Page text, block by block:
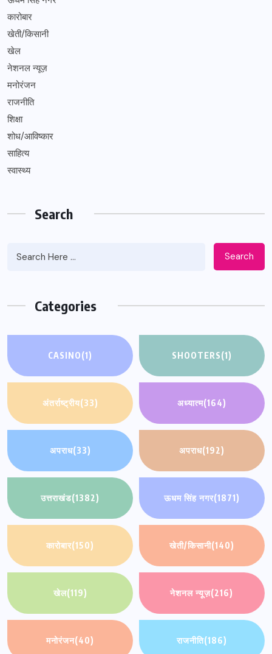
कारोबार
खेती/किसानी
खेल
नेशनल न्यूज़
मनोरंजन
राजनीति
शिक्षा
शोध/आविष्कार
साहित्य
स्वास्थ्य
Search
Search
Categories
CASINO(1) SHOOTERS(1)
अंतर्राष्ट्रीय(33) अध्यात्म(164)
अपराध(33) अपराध(192)
उत्तराखंड(1382) ऊधम सिंह नगर(1871)
कारोबार(150) खेती/किसानी(140)
खेल(119) नेशनल न्यूज़(216)
मनोरंजन(40) राजनीति(186)